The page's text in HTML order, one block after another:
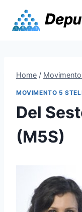
content
Home /
MOVIMENTO 5
Del
(M5S)